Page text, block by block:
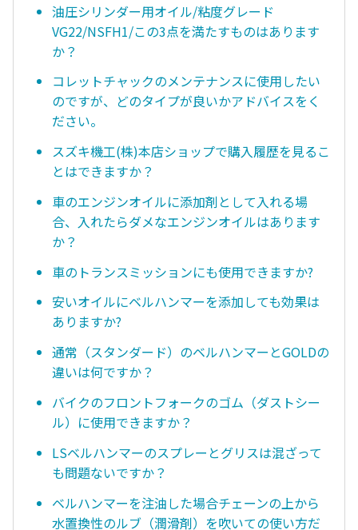
油圧シリンダー用オイル/粘度グレード
VG22/NSFH1/この3点を満たすものはあります
か？
コレットチャックのメンテナンスに使用したい
のですが、どのタイプが良いかアドバイスをく
ださい。
スズキ機工(株)本店ショップで購入履歴を見るこ
とはできますか？
車のエンジンオイルに添加剤として入れる場
合、入れたらダメなエンジンオイルはあります
か？
車のトランスミッションにも使用できますか?
安いオイルにベルハンマーを添加しても効果は
ありますか?
通常（スタンダード）のベルハンマーとGOLDの
違いは何ですか？
バイクのフロントフォークのゴム（ダストシー
ル）に使用できますか？
LSベルハンマーのスプレーとグリスは混ざって
も問題ないですか？
ベルハンマーを注油した場合チェーンの上から
水置換性のルブ（潤滑剤）を吹いての使い方だ